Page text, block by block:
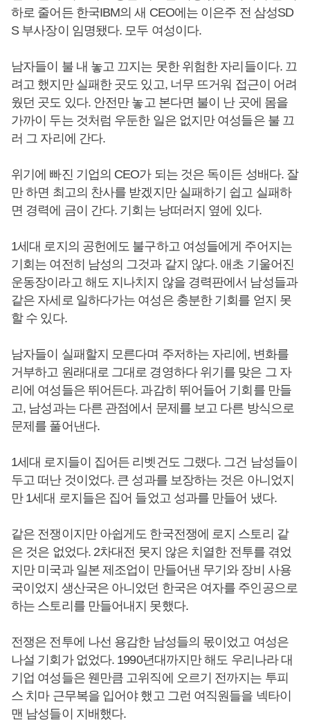
하로 줄어든 한국IBM의 새 CEO에는 이은주 전 삼성SD
S 부사장이 임명됐다. 모두 여성이다.
남자들이 불 내 놓고 끄지는 못한 위험한 자리들이다. 끄
려고 했지만 실패한 곳도 있고, 너무 뜨거워 접근이 어려
웠던 곳도 있다. 안전만 놓고 본다면 불이 난 곳에 몸을
가까이 두는 것처럼 우둔한 일은 없지만 여성들은 불 끄
러 그 자리에 간다.
위기에 빠진 기업의 CEO가 되는 것은 독이든 성배다. 잘
만 하면 최고의 찬사를 받겠지만 실패하기 쉽고 실패하
면 경력에 금이 간다. 기회는 낭떠러지 옆에 있다.
1세대 로지의 공헌에도 불구하고 여성들에게 주어지는
기회는 여전히 남성의 그것과 같지 않다. 애초 기울어진
운동장이라고 해도 지나치지 않을 경력판에서 남성들과
같은 자세로 일하다가는 여성은 충분한 기회를 얻지 못
할 수 있다.
남자들이 실패할지 모른다며 주저하는 자리에, 변화를
거부하고 원래대로 그대로 경영하다 위기를 맞은 그 자
리에 여성들은 뛰어든다. 과감히 뛰어들어 기회를 만들
고, 남성과는 다른 관점에서 문제를 보고 다른 방식으로
문제를 풀어낸다.
1세대 로지들이 집어든 리벳건도 그랬다. 그건 남성들이
두고 떠난 것이었다. 큰 성과를 보장하는 것은 아니었지
만 1세대 로지들은 집어 들었고 성과를 만들어 냈다.
같은 전쟁이지만 아쉽게도 한국전쟁에 로지 스토리 같
은 것은 없었다. 2차대전 못지 않은 치열한 전투를 겪었
지만 미국과 일본 제조업이 만들어낸 무기와 장비 사용
국이었지 생산국은 아니었던 한국은 여자를 주인공으로
하는 스토리를 만들어내지 못했다.
전쟁은 전투에 나선 용감한 남성들의 몫이었고 여성은
나설 기회가 없었다. 1990년대까지만 해도 우리나라 대
기업 여성들은 웬만큼 고위직에 오르기 전까지는 투피
스 치마 근무복을 입어야 했고 그런 여직원들을 넥타이
맨 남성들이 지배했다.